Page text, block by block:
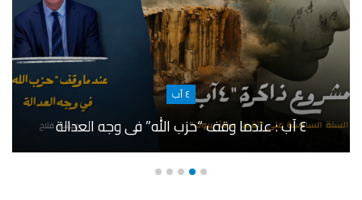
٤ آب
٤ آب : عندما وقف “حزب الله” في وجه العدالة